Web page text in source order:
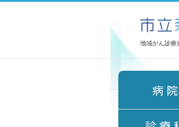
地域がん診療